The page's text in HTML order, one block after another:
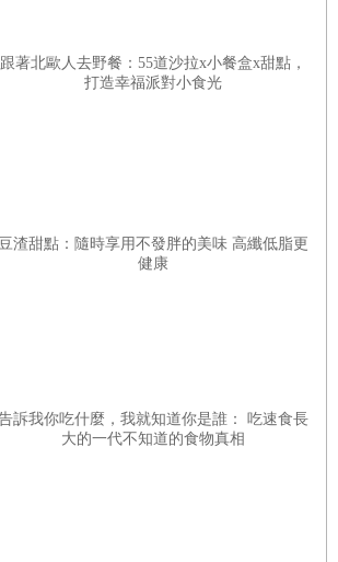
是糕
鹹甜皆宜
的黃色
：滑細又彈牙甜涼
圓的美意
孩都愛
香香自然甜
鄉土點心
「剛包」
跟著北歐人去野餐：55道沙拉x小餐盒x甜點，
打造幸福派對小食光
渣甜點：隨時享用不發胖的美味 高纖低脂更
健康
訴我你吃什麼，我就知道你是誰： 吃速食長
大的一代不知道的食物真相